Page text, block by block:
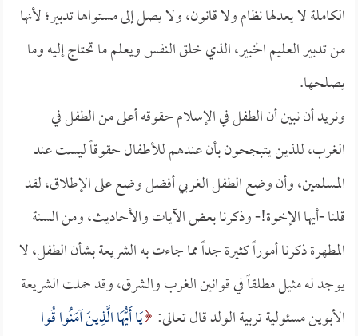
الكاملة لا يعدلها نظام ولا قانون، ولا يصل إلى مستواها تدبير؛ لأنها
من تدبير العليم الخبير، الذي خلق النفس ويعلم ما تحتاج إليه وما
يصلحها.
ونريد أن نبين أن الطفل في الإسلام حقوقه أعلى من الطفل في
الغرب، للذين يتبجحون بأن عندهم للأطفال حقوقاً ليست عند
المسلمين، وأن وضع الطفل الغربي أفضل وضع على الإطلاق، لقد
قلنا -أيها الإخوة!- وذكرنا بعض الآيات والأحاديث، ومن السنة
المطهرة ذكرنا أموراً كثيرة جداً مما جاءت به الشريعة بشأن الطفل، لا
يوجد له مثيل مطلقاً في قوانين الغرب والشرق، وقد حملت الشريعة
الأبوين مسئولية تربية الولد قال تعالى: يَا أَيُّهَا الَّذِينَ آمَنُوا قُوا